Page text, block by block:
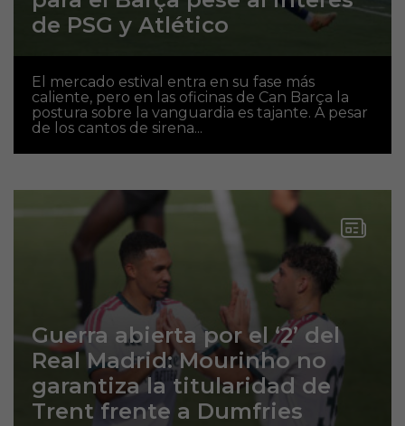
de PSG y Atlético
El mercado estival entra en su fase más
caliente, pero en las oficinas de Can Barça la
postura sobre la vanguardia es tajante. A pesar
de los cantos de sirena...
Guerra abierta por el ‘2’ del
Real Madrid: Mourinho no
garantiza la titularidad de
Trent frente a Dumfries